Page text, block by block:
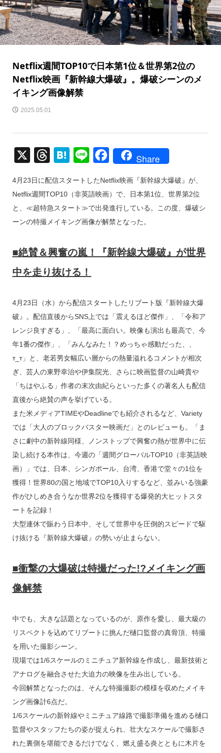
Netflix週間TOP10で日本第1位＆世界第2位の
Netflix映画『新幹線大爆破』。爆破シーンのメ
イキング画像解禁
2025.05.01
X
T
e
a
d
H
e
n
a
Li
e
F
c
e
b
o
Share
4月23日に配信スタートしたNetflix映画『新幹線大爆破』が、
Netflix週間TOP10（非英語映画）で、日本第1位、世界第2位
と、≪超特急スタート≫で出発進行している。この度、爆破シ
ーンの特撮メイキング画像が解禁となった。
■絶賛＆興奮の嵐！『新幹線大爆破』が世界
中を走り抜ける！
4月23日（水）から配信スタートしたリブート版『新幹線大爆
破』。配信直後からSNS上では「震えるほど傑作」、「令和ア
レンジ良すぎる」、「最高に面白い。映像も演出も最高で、今
年1番の傑作」、「みんなみた！？めっちゃ感動だった、、
т_т」と、老若男女幅広い層からの熱量溢れるコメントが相次
ぎ、芸人の東野幸治や伊集院光、さらに映画監督の山崎貴や
「ちはやふる」作者の末次由紀らといった多くの著名人も配信
直後から絶賛の声を挙げている。
また米メディアTIMEやDeadlineでも紹介されるなど、Variety
では「大人のブロックバスター映画だ」とのレビューも。「ま
さに劇中の新幹線同様、ノンストップで興奮の熱が世界中に伝
染し続ける本作は、今週の「週間グローバルTOP10（非英語映
画）」では、日本、シンガポール、台湾、香港で堂々の1位を
獲得！世界80の国と地域でTOP10入りするなど、並みいる強豪
作がひしめき合うなか世界2位を獲得する爆発的大ヒットスタ
ートを記録！
大型連休で賑わう日本中、そして世界中を圧倒的スピードで駆
け抜ける『新幹線大爆破』の勢いが止まらない。
■衝撃の大爆破は特撮だった!?メイキング画
像解禁
中でも、大きな話題となっているのが、原作を愛し、最大級の
リスペクトを込めてリブートに挑んだ樋口監督の真骨頂、特撮
を用いた撮影シーン。
現場では1/6スケールのミニチュア新幹線を作成し、最新技術と
アナログを融合させた大迫力の映像を生み出している。
今回解禁となったのは、そんな特撮撮影の模様を収めたメイキ
ング画像計6点だ。
1/6スケールの新幹線やミニチュア線路で撮影準備を進める樋口
監督やスタッフたちの姿が捉えられ、壮大なスケールで撮影さ
れた裏側を堪能できるだけでなく、燃え盛る炎とともに木片を